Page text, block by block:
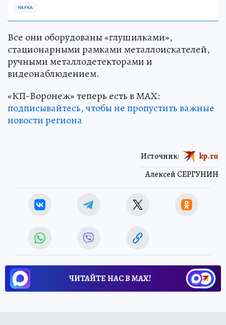
НАУКА
Все они оборудованы «глушилками»,
стационарными рамками металлоискателей,
ручными металлодетекторами и
видеонаблюдением.
«КП-Воронеж» теперь есть в МАХ:
подписывайтесь, чтобы не пропустить важные
новости региона
Алексей СЕРГУНИН
Источник: kp.ru
ЧИТАЙТЕ НАС В МАХ!